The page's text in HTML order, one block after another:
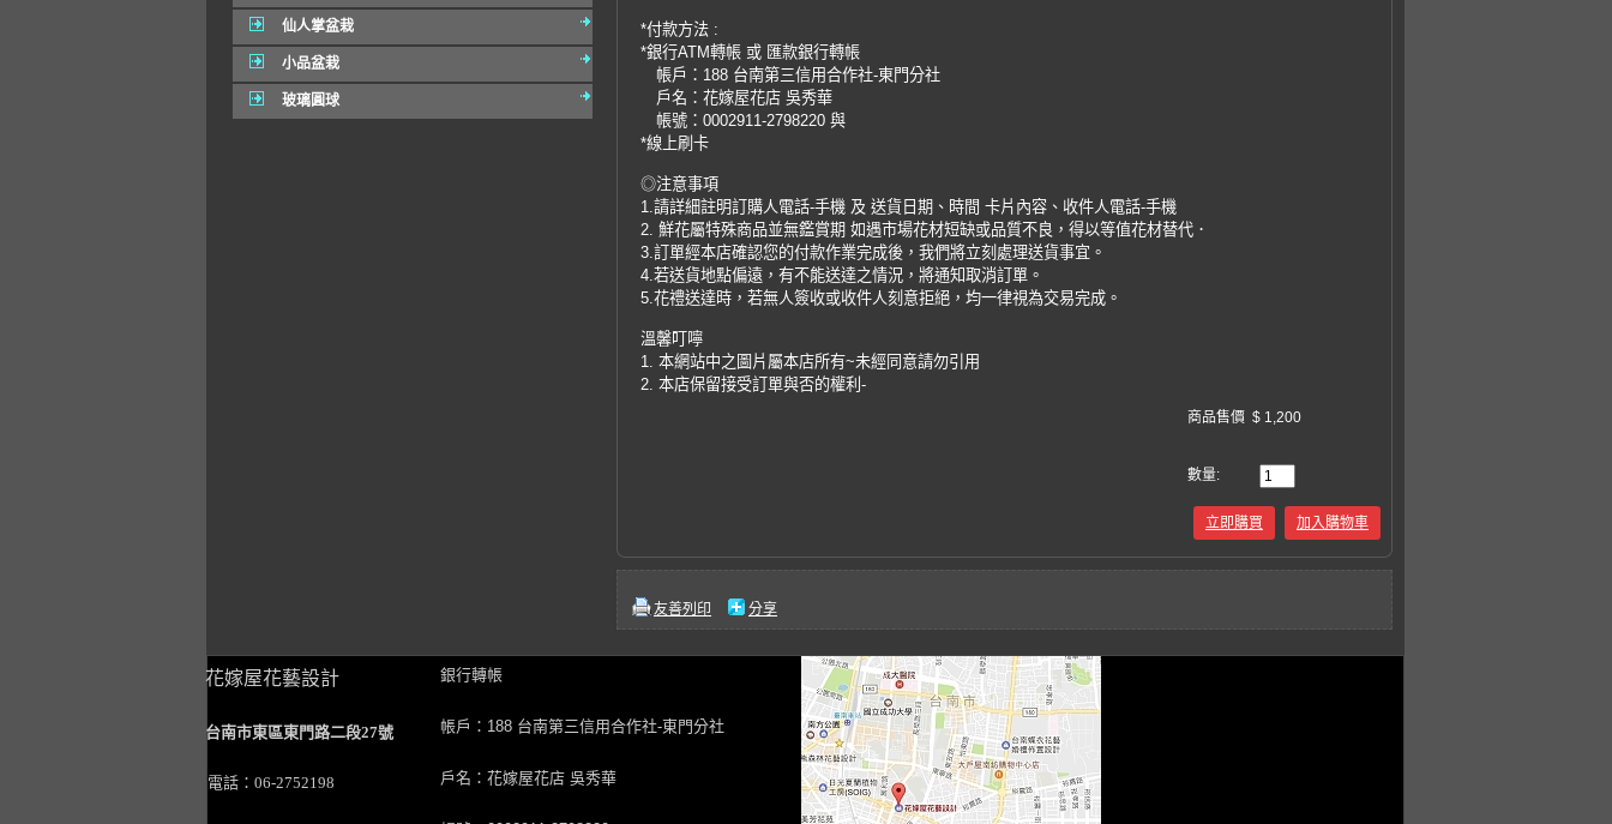
仙人掌盆栽
小品盆栽
玻璃圓球
*付款方法 :
*銀行ATM轉帳 或 匯款銀行轉帳
帳戶：188 台南第三信用合作社-東門分社
戶名：花嫁屋花店 吳秀華
帳號：0002911-2798220 與
*線上刷卡
◎注意事項
1.請詳細註明訂購人電話-手機 及 送貨日期、時間 卡片內容、收件人電話-手機
2. 鮮花屬特殊商品並無鑑賞期 如遇市場花材短缺或品質不良，得以等值花材替代．
3.訂單經本店確認您的付款作業完成後，我們將立刻處理送貨事宜。
4.若送貨地點偏遠，有不能送達之情況，將通知取消訂單。
5.花禮送達時，若無人簽收或收件人刻意拒絕，均一律視為交易完成。
溫馨叮嚀
1. 本網站中之圖片屬本店所有~未經同意請勿引用
2. 本店保留接受訂單與否的權利-
商品售價 $ 1,200
數量:
立即購買 加入購物車
友善列印 分享
花嫁屋花藝設計
台南市東區東門路二段27號
電話：06-2752198
銀行轉帳
帳戶：188 台南第三信用合作社-東門分社
戶名：花嫁屋花店 吳秀華